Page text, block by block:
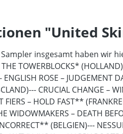
"United
insgesamt haben wir
TOWERBLOCKS*
ROSE – JUDGEMENT
CRUCIAL CHANGE –
– HOLD FAST**
WIDOWMAKERS – DEATH
(BELGIEN)---